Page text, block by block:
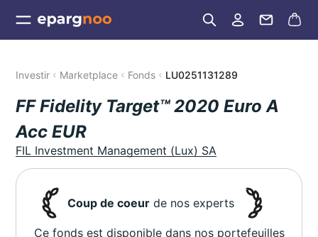
Investir Marketplace Fonds LU0251131289
FF Fidelity Target™ 2020 Euro A
Acc EUR
FIL Investment Management (Lux) SA
Coup de coeur de nos experts
Ce fonds est disponible dans nos portefeuilles